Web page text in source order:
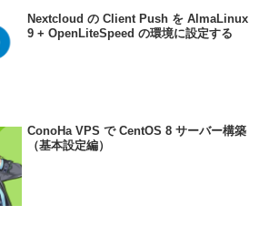
Nextcloud の Client Push を AlmaLinux
9 + OpenLiteSpeed の環境に設定する
ConoHa VPS で CentOS 8 サーバー構築
（基本設定編）